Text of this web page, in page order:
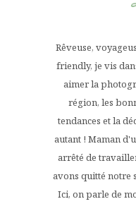
Rêveuse,
friendly, je vis
aimer la
région, les
tendances et la
autant ! Maman
arrêté de
avons quitté notre
Ici, on parle de